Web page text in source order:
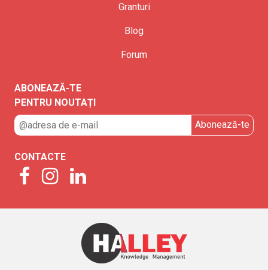
Granturi
Blog
Forum
ABONEAZĂ-TE
PENTRU NOUTAȚI
CONTACTE